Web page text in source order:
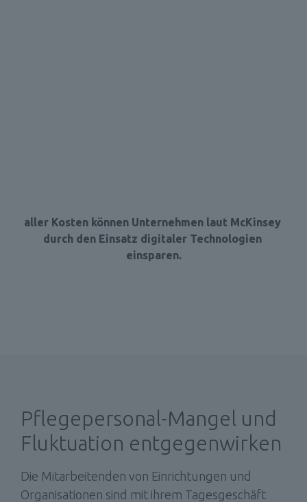
aller Kosten können Unternehmen laut McKinsey
durch den Einsatz digitaler Technologien
einsparen.
Pflegepersonal-Mangel und
Fluktuation entgegenwirken
Die Mitarbeitenden von Einrichtungen und
Organisationen sind mit ihrem Tagesgeschäft